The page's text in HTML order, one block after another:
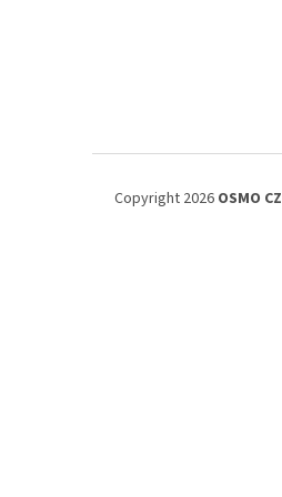
Copyright 2026 OSMO CZ